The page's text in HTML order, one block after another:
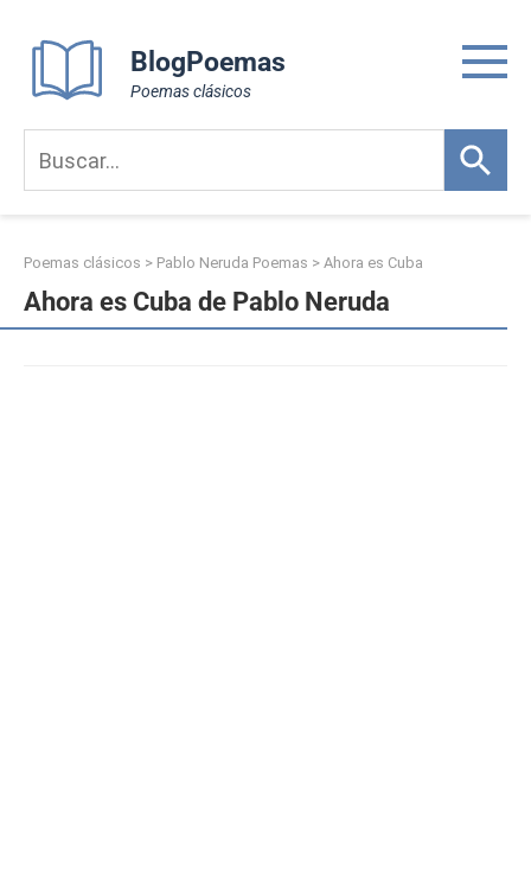
content
BlogPoemas
Poemas clásicos
Poemas clásicos > Pablo Neruda Poemas > Ahora es Cuba
Ahora es Cuba de Pablo Neruda